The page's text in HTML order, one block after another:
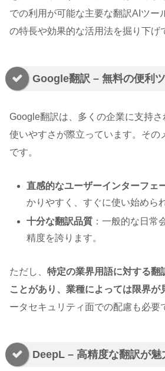
での利用が可能な主要な翻訳AIツー
の特長や効果的な活用法を掘り下げ
Google翻訳 – 無料の便利
Google翻訳は、多くの企業に支持さ
使いやすさが際立っています。その
です。
直感的なユーザーインターフェ
かりやすく、すぐに使い始めら
十分な翻訳品質 ：一般的な日常
精度を誇ります。
ただし、 特定の業界用語に対する翻
ことがあり、業種によっては限界が
ータセキュリティ面での配慮も必要
DeepL – 高精度な翻訳が魅